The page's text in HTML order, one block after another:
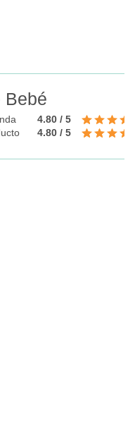
Bebé
4.80 / 5
4.80 / 5